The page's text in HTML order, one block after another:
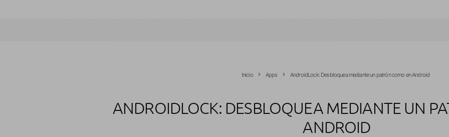
Inicio Apps AndroidLock: Desbloquea mediante un patrón como en Android
ANDROIDLOCK: DESBLOQUEA MEDIANTE UN
ANDROID